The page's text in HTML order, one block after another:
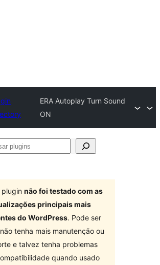
ERA Autoplay Turn Sound
ON
plugin não foi testado com as
principais mais
do WordPress. Pode ser
tenha mais manutenção ou
e talvez tenha problemas
quando usado